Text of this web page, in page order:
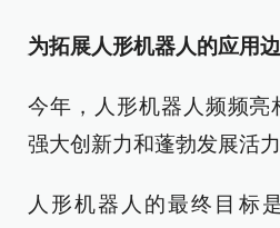
为拓展人形机器人的应用
今年，人形机器人频频亮
强大创新力和蓬勃发展活力
人形机器人的最终目标